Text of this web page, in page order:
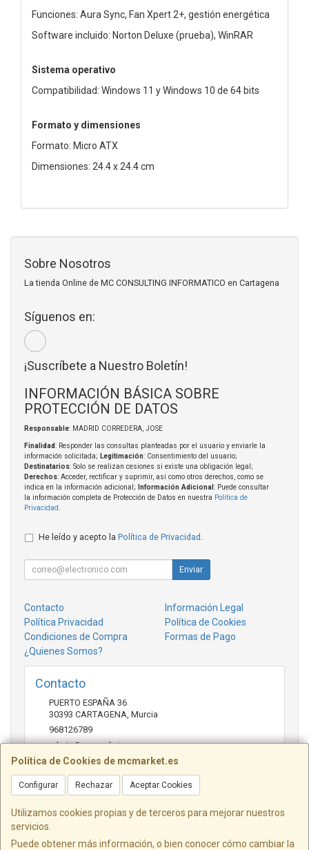
Funciones: Aura Sync, Fan Xpert 2+, gestión energética
Software incluido: Norton Deluxe (prueba), WinRAR
Sistema operativo
Compatibilidad: Windows 11 y Windows 10 de 64 bits
Formato y dimensiones
Formato: Micro ATX
Dimensiones: 24.4 x 24.4 cm
Política de Cookies de mcmarket.es
Configurar Rechazar Aceptar Cookies
Utilizamos cookies propias y de terceros para mejorar nuestros
servicios.
Puede obtener más información, o bien conocer cómo cambiar la
Sobre Nosotros
La tienda Online de MC CONSULTING INFORMATICO en Cartagena
Síguenos en:
¡Suscríbete a Nuestro Boletín!
INFORMACIÓN BÁSICA SOBRE
PROTECCIÓN DE DATOS
Responsable: MADRID CORREDERA, JOSE
Finalidad: Responder las consultas planteadas por el usuario y enviarle la
información solicitada; Legitimación: Consentimiento del usuario;
Destinatarios: Solo se realizan cesiones si existe una obligación legal;
Derechos: Acceder, rectificar y suprimir, así como otros derechos, como se
indica en la información adicional;
Información Adicional : Puede consultar
la información completa de Protección de Datos en nuestra Política de
Privacidad
He leído y acepto la Política de Privacidad
Enviar
Contacto
Información Legal
Política Privacidad
Política de Cookies
Condiciones de Compra
Formas de Pago
¿Quienes Somos?
Contacto
PUERTO ESPAÑA 36
30393 CARTAGENA Murcia
968126789
admin@mcmarket.es
Horario
09:00-14:00